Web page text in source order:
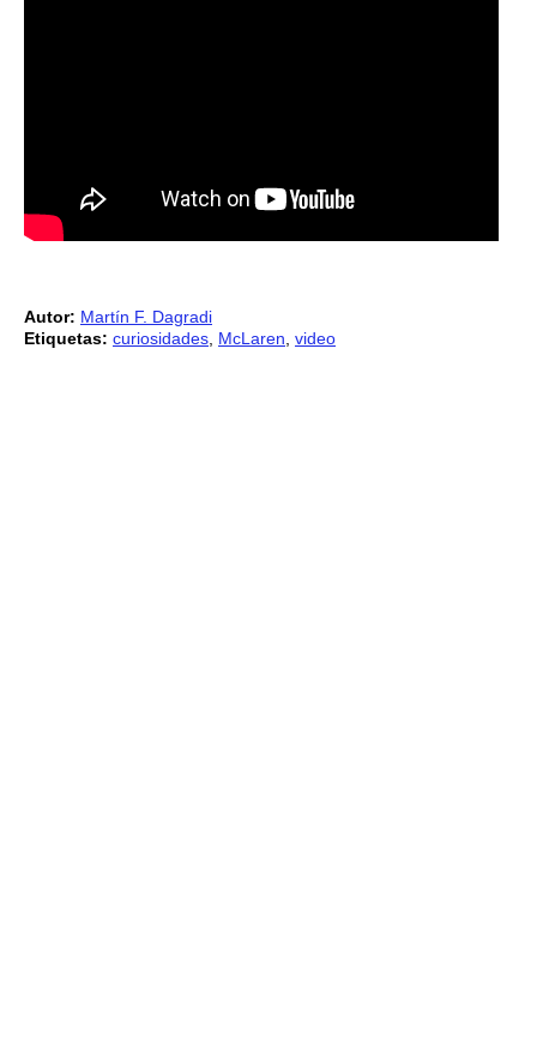
Autor: Martín F. Dagradi
Etiquetas: curiosidades, McLaren, video